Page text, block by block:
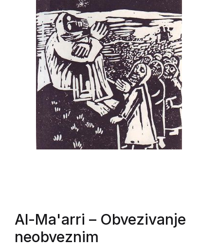
Al-Ma'arri – Obvezivanje
neobveznim